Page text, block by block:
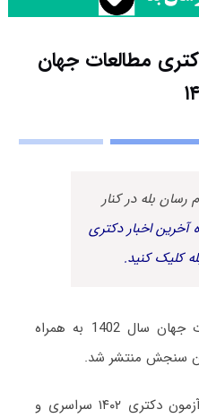
مطالعات جهان
رسان بله در کنار
آخرین اخبار دکتری
کلیک کنید.
سوالات آزمون دکتری مطالعات جهان سال 1402 به همراه
سنجش منتشر شد.
، آزمون دکتری ۱۴۰۲ سراسری و